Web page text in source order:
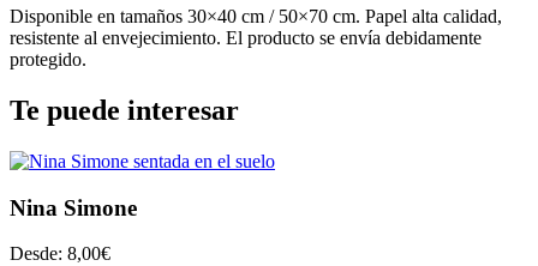
Disponible en tamaños 30×40 cm / 50×70 cm. Papel alta calidad,
resistente al envejecimiento. El producto se envía debidamente
protegido.
Te puede interesar
Nina Simone
Desde: 8,00€